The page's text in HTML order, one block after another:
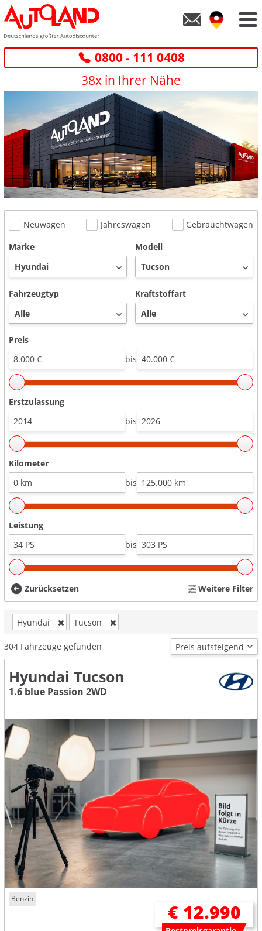
0800 - 111 0408
38x in Ihrer Nähe
Neuwagen Jahreswagen
Gebrauchtwagen
Marke
Modell
Fahrzeugtyp Kraftstoffart
Preis
bis
Erstzulassung
bis
Kilometer
bis
Leistung
bis
Zurücksetzen Weitere Filter
Hyundai Tucson
304 Fahrzeuge gefunden
Hyundai Tucson
1.6 blue Passion 2WD
Benzin
€ 12.990